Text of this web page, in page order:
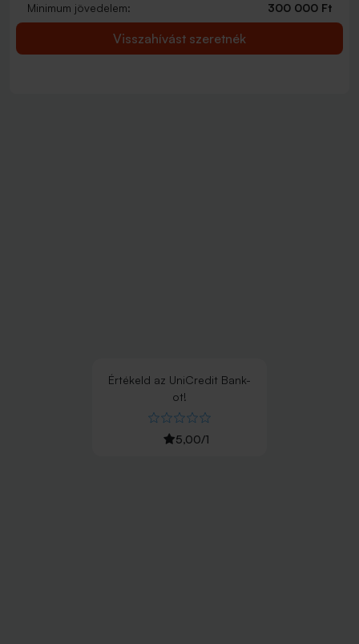
Minimum jövedelem:
300 000 Ft
Visszahívást szeretnék
Értékeld az UniCredit Bank-
ot!
5,00/1